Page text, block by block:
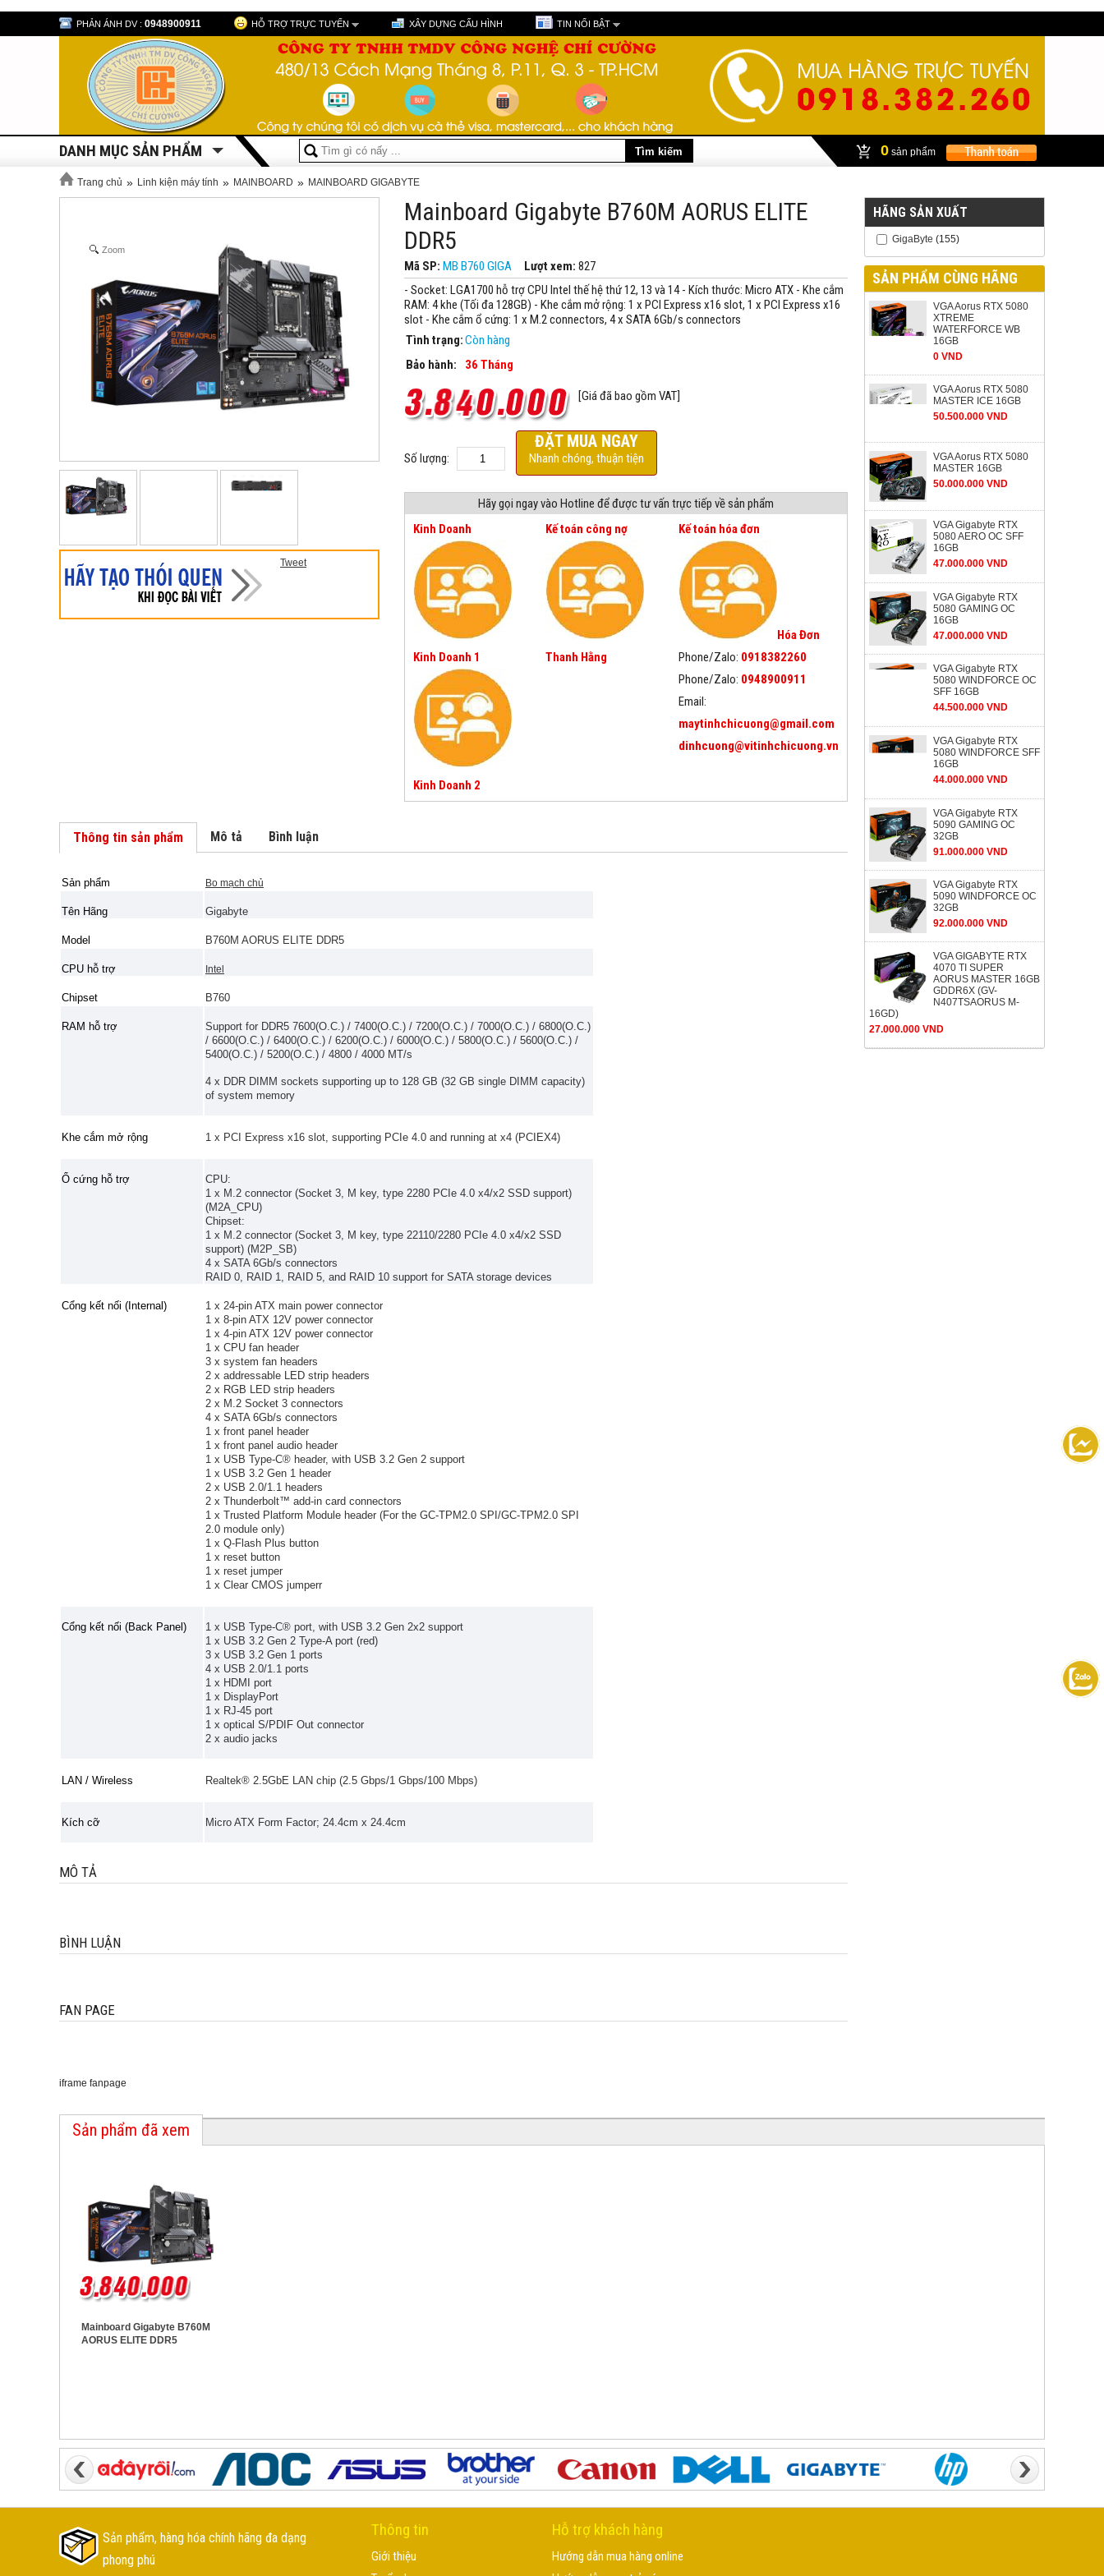
PHẢN ÁNH DV : 0948900911 HỖ TRỢ TRỰC TUYẾN XÂY DỰNG CẤU HÌNH TIN NỔI BẬT
DANH MỤC SẢN PHẨM 0 sản phẩm
Trang chủ » Linh kiện máy tính » MAINBOARD » MAINBOARD GIGABYTE
Zoom
Tweet
Mainboard Gigabyte B760M AORUS ELITE
DDR5
Mã SP: MB B760 GIGA Lượt xem: 827
- Socket: LGA1700 hỗ trợ CPU Intel thế hệ thứ 12, 13 và 14 - Kích thước: Micro ATX - Khe cắm
RAM: 4 khe (Tối đa 128GB) - Khe cắm mở rộng: 1 x PCI Express x16 slot, 1 x PCI Express x16
slot - Khe cắm ổ cứng: 1 x M.2 connectors, 4 x SATA 6Gb/s connectors
Tình trạng:Còn hàng
Bảo hành:
36 Tháng
[Giá đã bao gồm VAT]
Số lượng:
ĐẶT MUA NGAY
Nhanh chóng, thuận tiện
Hãy gọi ngay vào Hotline để được tư vấn trực tiếp về sản phẩm
Kinh Doanh
Kinh Doanh 1
Kinh Doanh 2
Kế toán công nợ
Thanh Hằng
Kế toán hóa đơn
Hóa Đơn
Phone/Zalo: 0918382260
Phone/Zalo: 0948900911
Email:
maytinhchicuong@gmail.com
dinhcuong@vitinhchicuong.vn
Thông tin sản phẩm Mô tả Bình luận
Sản phẩm Bo mạch chủ
Tên Hãng Gigabyte
Model B760M AORUS ELITE DDR5
CPU hỗ trợ Intel
Chipset B760
RAM hỗ trợ
Support for DDR5 7600(O.C.) / 7400(O.C.) / 7200(O.C.) / 7000(O.C.) / 6800(O.C.)
/ 6600(O.C.) / 6400(O.C.) / 6200(O.C.) / 6000(O.C.) / 5800(O.C.) / 5600(O.C.) /
5400(O.C.) / 5200(O.C.) / 4800 / 4000 MT/s
4 x DDR DIMM sockets supporting up to 128 GB (32 GB single DIMM capacity)
of system memory
Khe cắm mở rộng 1 x PCI Express x16 slot, supporting PCIe 4.0 and running at x4 (PCIEX4)
Ổ cứng hỗ trợ
CPU:
1 x M.2 connector (Socket 3, M key, type 2280 PCIe 4.0 x4/x2 SSD support)
(M2A_CPU)
Chipset:
1 x M.2 connector (Socket 3, M key, type 22110/2280 PCIe 4.0 x4/x2 SSD
support) (M2P_SB)
4 x SATA 6Gb/s connectors
RAID 0, RAID 1, RAID 5, and RAID 10 support for SATA storage devices
Cổng kết nối (Internal)
1 x 24-pin ATX main power connector
1 x 8-pin ATX 12V power connector
1 x 4-pin ATX 12V power connector
1 x CPU fan header
3 x system fan headers
2 x addressable LED strip headers
2 x RGB LED strip headers
2 x M.2 Socket 3 connectors
4 x SATA 6Gb/s connectors
1 x front panel header
1 x front panel audio header
1 x USB Type-C® header, with USB 3.2 Gen 2 support
1 x USB 3.2 Gen 1 header
2 x USB 2.0/1.1 headers
2 x Thunderbolt™ add-in card connectors
1 x Trusted Platform Module header (For the GC-TPM2.0 SPI/GC-TPM2.0 SPI
2.0 module only)
1 x Q-Flash Plus button
1 x reset button
1 x reset jumper
1 x Clear CMOS jumperr
Cổng kết nối (Back Panel)
1 x USB Type-C® port, with USB 3.2 Gen 2x2 support
1 x USB 3.2 Gen 2 Type-A port (red)
3 x USB 3.2 Gen 1 ports
4 x USB 2.0/1.1 ports
1 x HDMI port
1 x DisplayPort
1 x RJ-45 port
1 x optical S/PDIF Out connector
2 x audio jacks
LAN / Wireless Realtek® 2.5GbE LAN chip (2.5 Gbps/1 Gbps/100 Mbps)
Kích cỡ Micro ATX Form Factor; 24.4cm x 24.4cm
MÔ TẢ
BÌNH LUẬN
FAN PAGE
iframe fanpage
HÃNG SẢN XUẤT
GigaByte (155)
SẢN PHẨM CÙNG HÃNG
VGA Aorus RTX 5080
XTREME
WATERFORCE WB
16GB
0 VND
VGA Aorus RTX 5080
MASTER ICE 16GB
50.500.000 VND
VGA Aorus RTX 5080
MASTER 16GB
50.000.000 VND
VGA Gigabyte RTX
5080 AERO OC SFF
16GB
47.000.000 VND
VGA Gigabyte RTX
5080 GAMING OC
16GB
47.000.000 VND
VGA Gigabyte RTX
5080 WINDFORCE OC
SFF 16GB
44.500.000 VND
VGA Gigabyte RTX
5080 WINDFORCE SFF
16GB
44.000.000 VND
VGA Gigabyte RTX
5090 GAMING OC
32GB
91.000.000 VND
VGA Gigabyte RTX
5090 WINDFORCE OC
32GB
92.000.000 VND
VGA GIGABYTE RTX
4070 TI SUPER
AORUS MASTER 16GB
GDDR6X (GV-
N407TSAORUS M-
16GD)
27.000.000 VND
Sản phẩm đã xem
Mainboard Gigabyte B760M
AORUS ELITE DDR5
Sản phẩm, hàng hóa chính hãng đa dạng
phong phú
Thông tin
Giới thiệu
Hỗ trợ khách hàng
Hướng dẫn mua hàng online